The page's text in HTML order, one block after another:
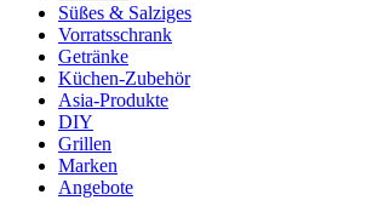
Süßes & Salziges
Vorratsschrank
Getränke
Küchen-Zubehör
Asia-Produkte
DIY
Grillen
Marken
Angebote